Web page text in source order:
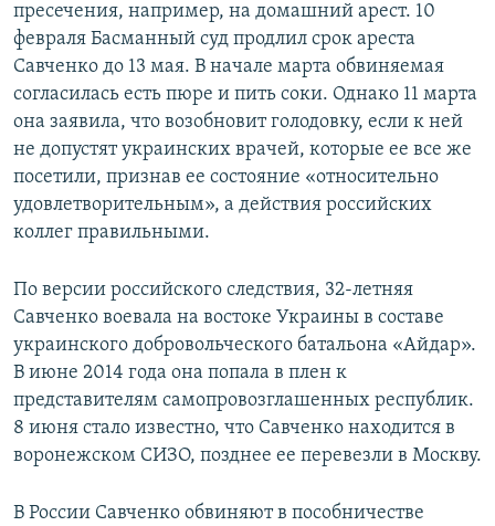
пресечения, например, на домашний арест. 10
февраля Басманный суд продлил срок ареста
Савченко до 13 мая. В начале марта обвиняемая
согласилась есть пюре и пить соки. Однако 11 марта
она заявила, что возобновит голодовку, если к ней
не допустят украинских врачей, которые ее все же
посетили, признав ее состояние «относительно
удовлетворительным», а действия российских
коллег правильными.
По версии российского следствия, 32-летняя
Савченко воевала на востоке Украины в составе
украинского добровольческого батальона «Айдар».
В июне 2014 года она попала в плен к
представителям самопровозглашенных республик.
8 июня стало известно, что Савченко находится в
воронежском СИЗО, позднее ее перевезли в Москву.
В России Савченко обвиняют в пособничестве